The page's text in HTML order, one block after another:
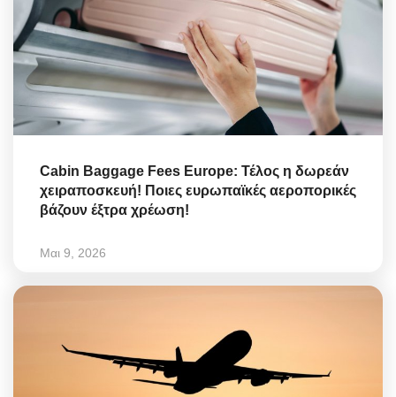
Cabin Baggage Fees Europe: Τέλος η δωρεάν
χειραποσκευή! Ποιες ευρωπαϊκές αεροπορικές
βάζουν έξτρα χρέωση!
Μαι 9, 2026